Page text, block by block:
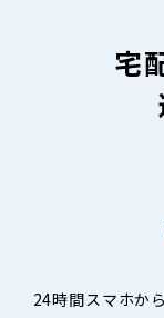
宅
24時間スマホか